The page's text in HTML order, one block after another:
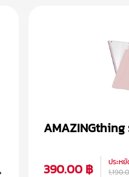
(10.2 inch)
390.00 ฿ ประห